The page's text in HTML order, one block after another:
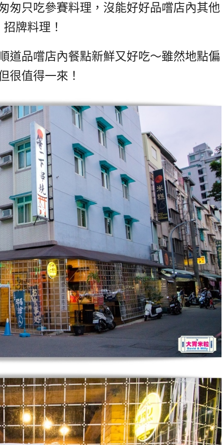
匆只吃參賽料理，沒能好好品嚐店內其他
招牌料理！
道品嚐店內餐點新鮮又好吃～雖然地點偏
很值得一來！